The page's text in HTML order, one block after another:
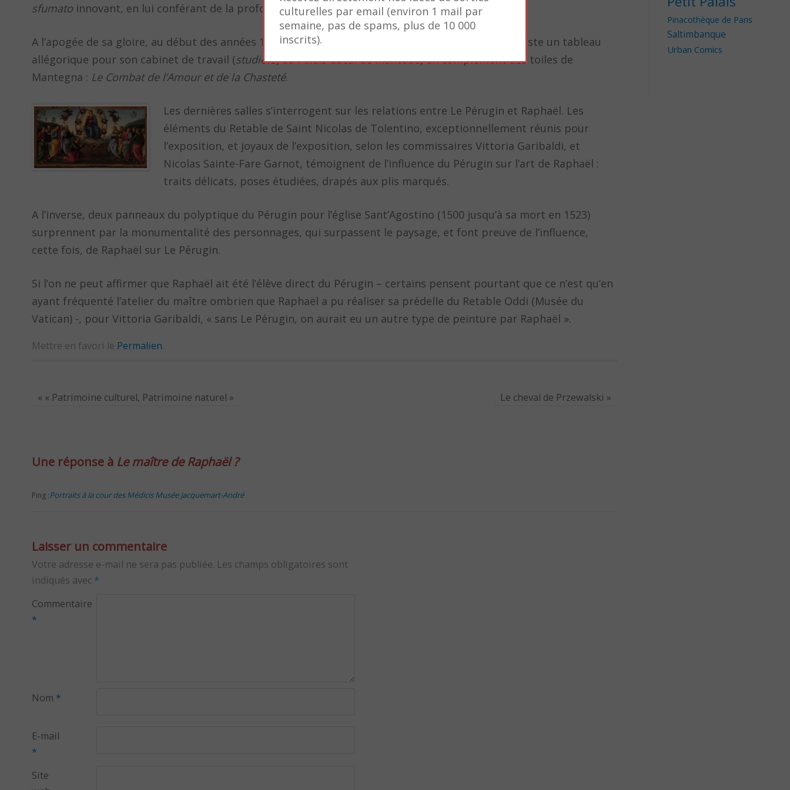
sfumato innovant, en lui conférant de la profondeur.
A l’apogée de sa gloire, au début des années 1500, Le Pérugin réalise pour la marquise Isabelle d’Este un tableau
allégorique pour son cabinet de travail (studiolo) au Palais ducal de Mantoue, en complément des toiles de
Mantegna : Le Combat de l’Amour et de la Chasteté.
Les dernières salles s’interrogent sur les relations entre Le Pérugin et Raphaël. Les
éléments du Retable de Saint Nicolas de Tolentino, exceptionnellement réunis pour
l’exposition, et joyaux de l’exposition, selon les commissaires Vittoria Garibaldi, et
Nicolas Sainte-Fare Garnot, témoignent de l’influence du Pérugin sur l’art de Raphaël :
traits délicats, poses étudiées, drapés aux plis marqués.
A l’inverse, deux panneaux du polyptique du Pérugin pour l’église Sant’Agostino (1500 jusqu’à sa mort en 1523)
surprennent par la monumentalité des personnages, qui surpassent le paysage, et font preuve de l’influence,
cette fois, de Raphaël sur Le Pérugin.
Si l’on ne peut affirmer que Raphaël ait été l’élève direct du Pérugin – certains pensent pourtant que ce n’est qu’en
ayant fréquenté l’atelier du maître ombrien que Raphaël a pu réaliser sa prédelle du Retable Oddi (Musée du
Vatican) -, pour Vittoria Garibaldi, « sans Le Pérugin, on aurait eu un autre type de peinture par Raphaël ».
Mettre en favori le Permalien.
« « Patrimoine culturel, Patrimoine naturel » Le cheval de Przewalski »
Une réponse à Le maître de Raphaël ?
Ping :Portraits à la cour des Médicis Musée Jacquemart-André
Laisser un commentaire
Votre adresse e-mail ne sera pas publiée. Les champs obligatoires sont
indiqués avec *
Commentaire
*
Nom *
E-mail
*
Site
Pinacothèque de Paris
Saltimbanque
Urban Comics
culturelles par email (environ 1 mail par
semaine, pas de spams, plus de 10 000
inscrits).